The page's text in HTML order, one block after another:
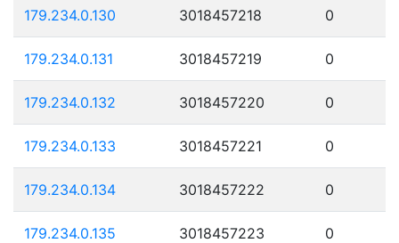
179.234.0.130 3018457218 0
179.234.0.131 3018457219 0
179.234.0.132 3018457220 0
179.234.0.133 3018457221 0
179.234.0.134 3018457222 0
179.234.0.135 3018457223 0